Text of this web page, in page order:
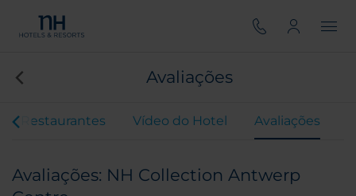
Avaliações
Restaurantes Vídeo do Hotel Avaliações
Avaliações: NH Collection Antwerp